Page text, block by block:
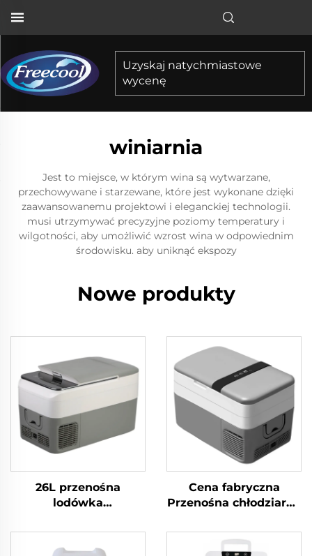
Uzyskaj natychmiastowe
wycenę
winiarnia
Jest to miejsce, w którym wina są wytwarzane,
przechowywane i starzewane, które jest wykonane dzięki
zaawansowanemu projektowi i eleganckiej technologii.
musi utrzymywać precyzyjne poziomy temperatury i
wilgotności, aby umożliwić wzrost wina w odpowiednim
środowisku. aby uniknąć ekspozy
Nowe produkty
26L przenośna
lodówka
samochodowa
lodówka z zamrażarką
Cena fabryczna
Przenośna chłodziarka
Lodówka
samochodowa